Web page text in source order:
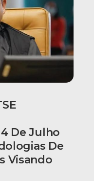
De Julho
De
Visando